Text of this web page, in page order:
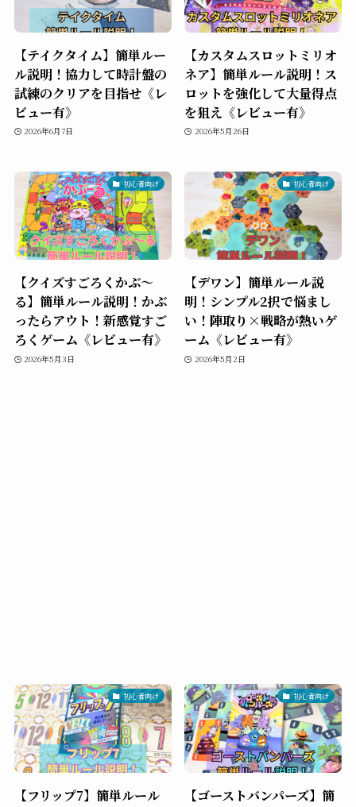
【テイクタイム】簡単ルー
ル説明！協力して時計盤の
試練のクリアを目指せ《レ
ビュー有》
2026年6月7日
【カスタムスロットミリオ
ネア】簡単ルール説明！ス
ロットを強化して大量得点
を狙え《レビュー有》
2026年5月26日
初心者向け
【クイズすごろくかぶ～
る】簡単ルール説明！かぶ
ったらアウト！新感覚すご
ろくゲーム《レビュー有》
2026年5月3日
初心者向け
【デワン】簡単ルール説
明！シンプル2択で悩まし
い！陣取り×戦略が熱いゲ
ーム《レビュー有》
2026年5月2日
初心者向け
【フリップ7】簡単ルール
初心者向け
【ゴーストバンパーズ】簡